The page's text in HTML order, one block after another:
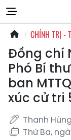
CHÍNH TRỊ -
Đồng chí
Phó Bí
ban
xúc cử tri
Thanh Hùng
Thứ Ba,